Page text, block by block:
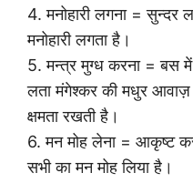
4. मनोहारी लगना = सुन्दर
मनोहारी लगता है।
5. मन्त्र मुग्ध करना = बस
लता मंगेश्कर की मधुर आवाज़
क्षमता रखती है।
6. मन मोह लेना = आकृष्ट
सभी का मन मोह लिया है।